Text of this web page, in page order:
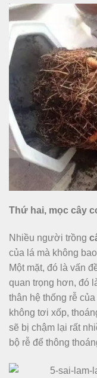
Thứ hai, mọc cây
Nhiều người trồng
của lá mà không
Một mặt, đó là vấn
quan trọng hơn, đó
thân hệ thống rễ của
không tơi xốp,
sẽ bị chậm lại rất
bộ rễ để thông